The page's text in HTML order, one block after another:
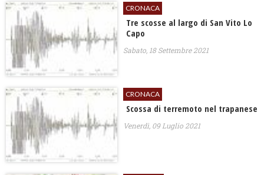
CRONACA
Tre scosse al largo di San Vito Lo
Capo
Sabato, 18 Settembre 2021
CRONACA
Scossa di terremoto nel trapanese
Venerdì, 09 Luglio 2021